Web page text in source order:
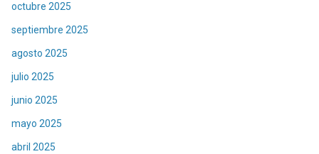
octubre 2025
septiembre 2025
agosto 2025
julio 2025
junio 2025
mayo 2025
abril 2025